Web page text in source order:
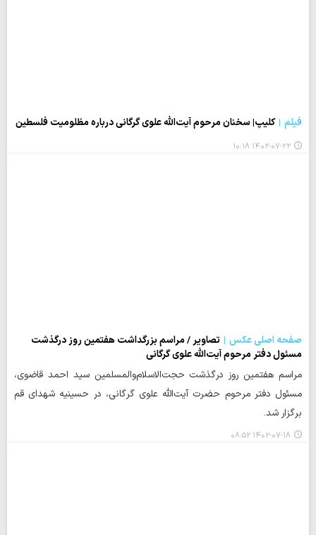
فیلم کلیپ| سخنان مرحوم آیت‌الله علوی گرگانی درباره‌ مظلومیت فلسطین
۱۴۰۲-۰۷-۲۲ ۱۰:۱۸
صفحه اصلی عکس
تصاویر / مراسم بزرگداشت هفتمین روز درگذشت
مسئول دفتر مرحوم آیت‌الله‌ علوی گرگانی
مراسم هفتمین روز درگذشت حجت‌الاسلام‌والمسلمین سید احمد قاضوی،
مسئول دفتر مرحوم حضرت آیت‌الله‌ علوی گرگانی، در حسینیه شهدای قم
برگزار شد.
۱۴۰۲-۰۷-۱۸ ۰۸:۵۲